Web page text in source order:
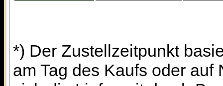
*) Der Zustellzeitpunkt
am Tag des Kaufs oder